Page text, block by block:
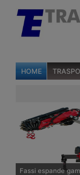
HOME
Fassi espande